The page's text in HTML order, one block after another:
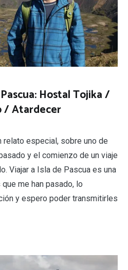
Hostal Tojika /
/ Atardecer
relato especial, sobre uno de
y el comienzo de un viaje
Viajar a Isla de Pascua es una
me han pasado, lo
y espero poder transmitirles